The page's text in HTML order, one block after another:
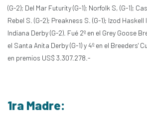
(G-2); Del Mar Futurity (G-1); Norfolk S, (G-1);
Rebel S. (G-2); Preakness S. (G-1); Izod
Indiana Derby (G-2). Fué 2º en el Grey Goose
el Santa Anita Derby (G-1) y 4º en el Breeders'
en premios US$ 3.307.278.-
1ra Madre: